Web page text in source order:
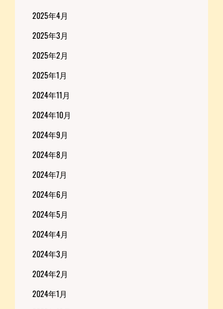
2025年4月
2025年3月
2025年2月
2025年1月
2024年11月
2024年10月
2024年9月
2024年8月
2024年7月
2024年6月
2024年5月
2024年4月
2024年3月
2024年2月
2024年1月